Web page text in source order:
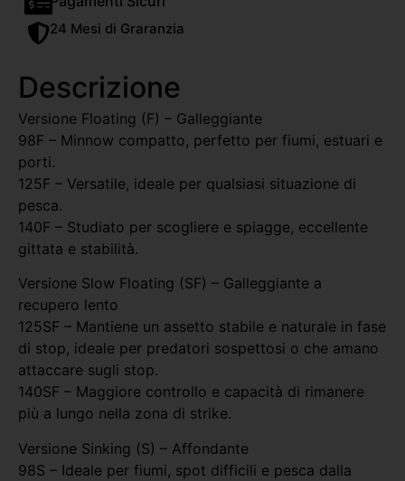
24 Mesi di Graranzia
Descrizione
Versione Floating (F) – Galleggiante
98F – Minnow compatto, perfetto per fiumi, estuari e
porti.
125F – Versatile, ideale per qualsiasi situazione di
pesca.
140F – Studiato per scogliere e spiagge, eccellente
gittata e stabilità.
Versione Slow Floating (SF) – Galleggiante a
recupero lento
125SF – Mantiene un assetto stabile e naturale in fase
di stop, ideale per predatori sospettosi o che amano
attaccare sugli stop.
140SF – Maggiore controllo e capacità di rimanere
più a lungo nella zona di strike.
Versione Sinking (S) – Affondante
98S – Ideale per fiumi, spot difficili e pesca dalla